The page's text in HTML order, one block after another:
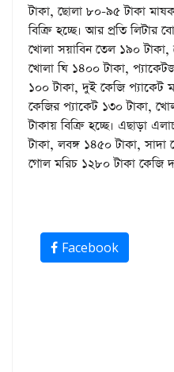
টাকা, ছোলা ৮০-৯৫ টাকা
বিক্রি হচ্ছে। আর প্রতি লিটার
খোলা সয়াবিন তেল ১৯০
খোলা ঘি ১৪০০ টাকা,
১০০ টাকা, দুই কেজি
কেজির প্যাকেট ১৩০ টাকা,
টাকায় বিক্রি হচ্ছে। এছাড়া
টাকা, লবঙ্গ ১৪৫০ টাকা,
গোল মরিচ ১২৮০ টাকা কেজি
Facebook